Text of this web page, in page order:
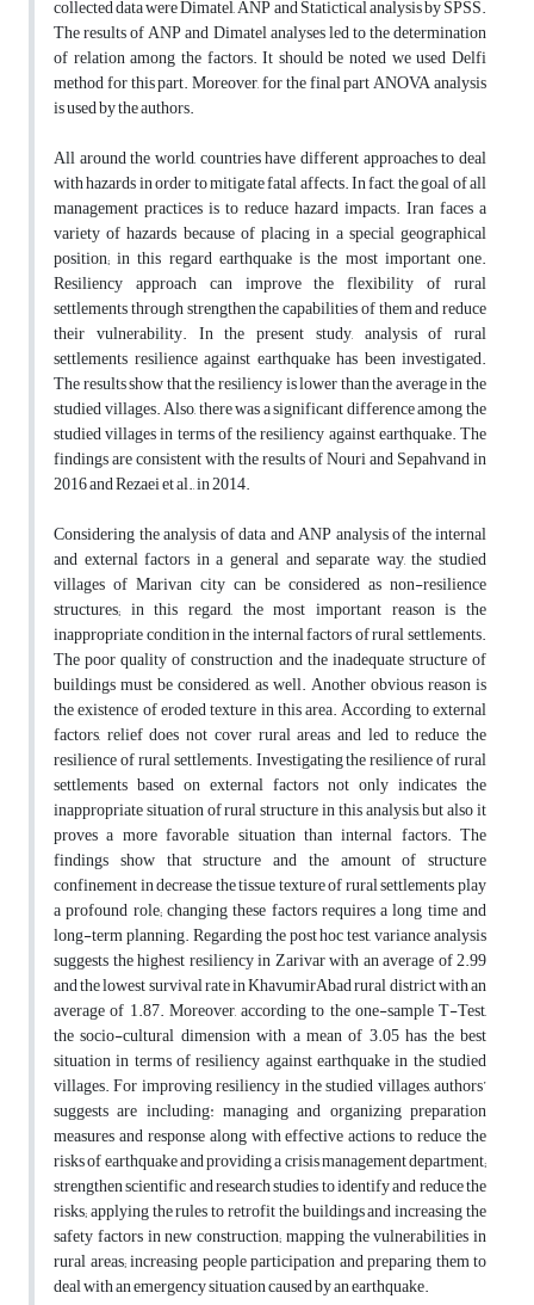
collected data were Dimatel, ANP and Statictical analysis by SPSS.
The results of ANP and Dimatel analyses led to the determination
of relation among the factors. It should be noted we used Delfi
method for this part. Moreover, for the final part ANOVA analysis
is used by the authors.
All around the world, countries have different approaches to deal
with hazards in order to mitigate fatal affects. In fact, the goal of all
management practices is to reduce hazard impacts. Iran faces a
variety of hazards because of placing in a special geographical
position; in this regard earthquake is the most important one.
Resiliency approach can improve the flexibility of rural
settlements through strengthen the capabilities of them and reduce
their vulnerability. In the present study, analysis of rural
settlements resilience against earthquake has been investigated.
The results show that the resiliency is lower than the average in the
studied villages. Also, there was a significant difference among the
studied villages in terms of the resiliency against earthquake. The
findings are consistent with the results of Nouri and Sepahvand in
2016 and Rezaei et al., in 2014.
Considering the analysis of data and ANP analysis of the internal
and external factors in a general and separate way, the studied
villages of Marivan city can be considered as non-resilience
structures; in this regard, the most important reason is the
inappropriate condition in the internal factors of rural settlements.
The poor quality of construction and the inadequate structure of
buildings must be considered, as well. Another obvious reason is
the existence of eroded texture in this area. According to external
factors, relief does not cover rural areas and led to reduce the
resilience of rural settlements. Investigating the resilience of rural
settlements based on external factors not only indicates the
inappropriate situation of rural structure in this analysis, but also it
proves a more favorable situation than internal factors. The
findings show that structure and the amount of structure
confinement in decrease the tissue texture of rural settlements play
a profound role; changing these factors requires a long time and
long-term planning. Regarding the post hoc test, variance analysis
suggests the highest resiliency in Zarivar with an average of 2.99
and the lowest survival rate in KhavumirAbad rural district with an
average of 1.87. Moreover, according to the one-sample T-Test,
the socio-cultural dimension with a mean of 3.05 has the best
situation in terms of resiliency against earthquake in the studied
villages. For improving resiliency in the studied villages, authors’
suggests are including: managing and organizing preparation
measures and response along with effective actions to reduce the
risks of earthquake and providing a crisis management department;
strengthen scientific and research studies to identify and reduce the
risks; applying the rules to retrofit the buildings and increasing the
safety factors in new construction; mapping the vulnerabilities in
rural areas; increasing people participation and preparing them to
deal with an emergency situation caused by an earthquake.